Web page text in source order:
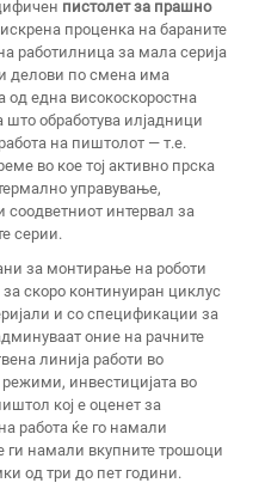
пистолет за прашно
проценка на бараните
работилница за мала серија
делови по смена има
една високоскоростна
што обработува илјадници
на пиштолот — т.е.
во кое тој активно прска
управување,
соодветниот интервал за
серии.
за монтирање на роботи
скоро континуиран циклус
и со спецификации за
оние на рачните
линија работи во
инвестицијата во
кој е оценет за
работа ќе го намали
ги намали вкупните трошоци
од три до пет години.